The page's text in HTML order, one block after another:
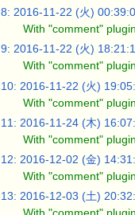
8: 2016-11-22 (火)
With "comment"
9: 2016-11-22 (火)
With "comment"
10: 2016-11-22 (火)
With "comment" plugin.
11: 2016-11-24 (木)
With "comment" plugin.
12: 2016-12-02 (金)
With "comment" plugin.
13: 2016-12-03 (土)